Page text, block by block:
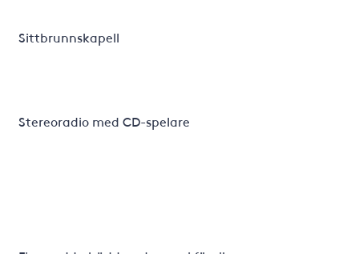
Sittbrunnskapell
Stereoradio med CD-spelare